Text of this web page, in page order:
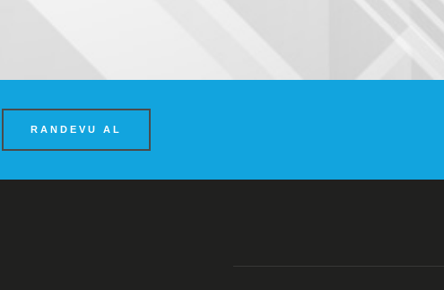
RANDEVU AL